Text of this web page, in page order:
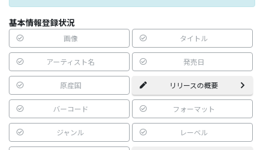
基本情報登録状況
画像 タイトル
アーティスト名 発売日
原産国 リリースの概要
バーコード フォーマット
ジャンル レーベル